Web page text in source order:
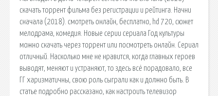
скачать торрент фильма без регистрации и рейтинга. Начни
сначала (2018). смотреть онлайн, бесплатно, hd 720, сюжет
мелодрама, комедия. Новые серии cериала Год культуры
можно скачать через торрент или посмотреть онлайн. Сериал
отличный. Насколько мне не нравится, когда главных героев
выводят, меняют и устраняют, то здесь всё порадовало, все
ГГ харизматичны, свою роль сыграли как и должно быть. В
статье подробно рассказано, как настроить телевизор